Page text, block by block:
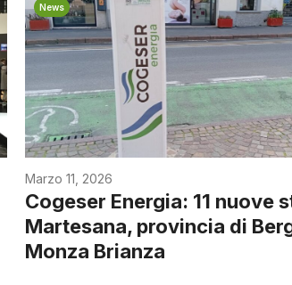
News
Marzo 11, 2026
Cogeser Energia: 11 nuove
Martesana, provincia di
Monza Brianza